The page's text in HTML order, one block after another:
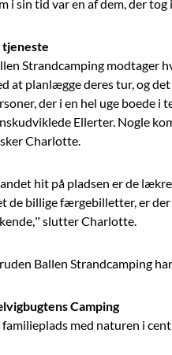
i sin tid var en af dem, der
tjeneste
Strandcamping modtager
at planlægge deres tur, og
der i en hel uge boede i
Ellerter. Nogle
Charlotte.
hit på pladsen er de
de billige færgebilletter, er
slutter Charlotte.
Ballen Strandcamping
Camping
familieplads med naturen i